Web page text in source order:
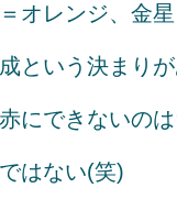
オレンジ、金
という決まり
にできないの
はない(笑)